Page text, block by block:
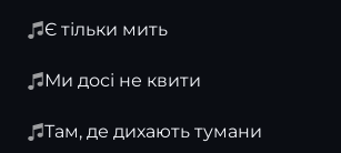
Є тільки мить
Ми досі не квити
Там, де дихають тумани